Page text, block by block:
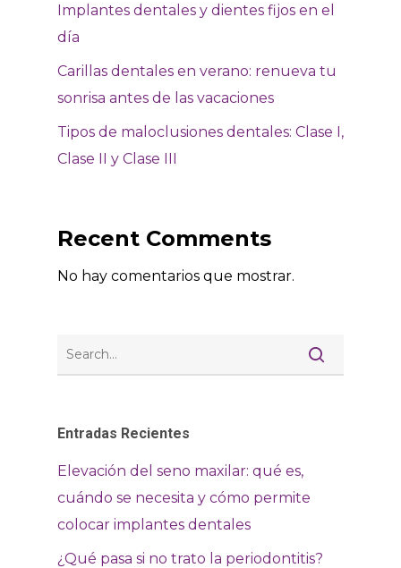
Implantes dentales y dientes fijos en el
día
Carillas dentales en verano: renueva tu
sonrisa antes de las vacaciones
Tipos de maloclusiones dentales: Clase I,
Clase II y Clase III
Recent Comments
No hay comentarios que mostrar.
Entradas Recientes
Elevación del seno maxilar: qué es,
cuándo se necesita y cómo permite
colocar implantes dentales
¿Qué pasa si no trato la periodontitis?